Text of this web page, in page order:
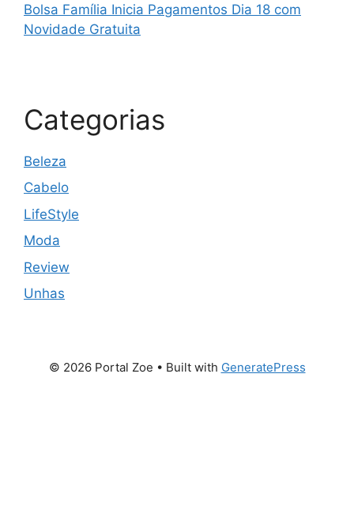
Bolsa Família Inicia Pagamentos Dia 18 com
Novidade Gratuita
Categorias
Beleza
Cabelo
LifeStyle
Moda
Review
Unhas
© 2026 Portal Zoe • Built with GeneratePress